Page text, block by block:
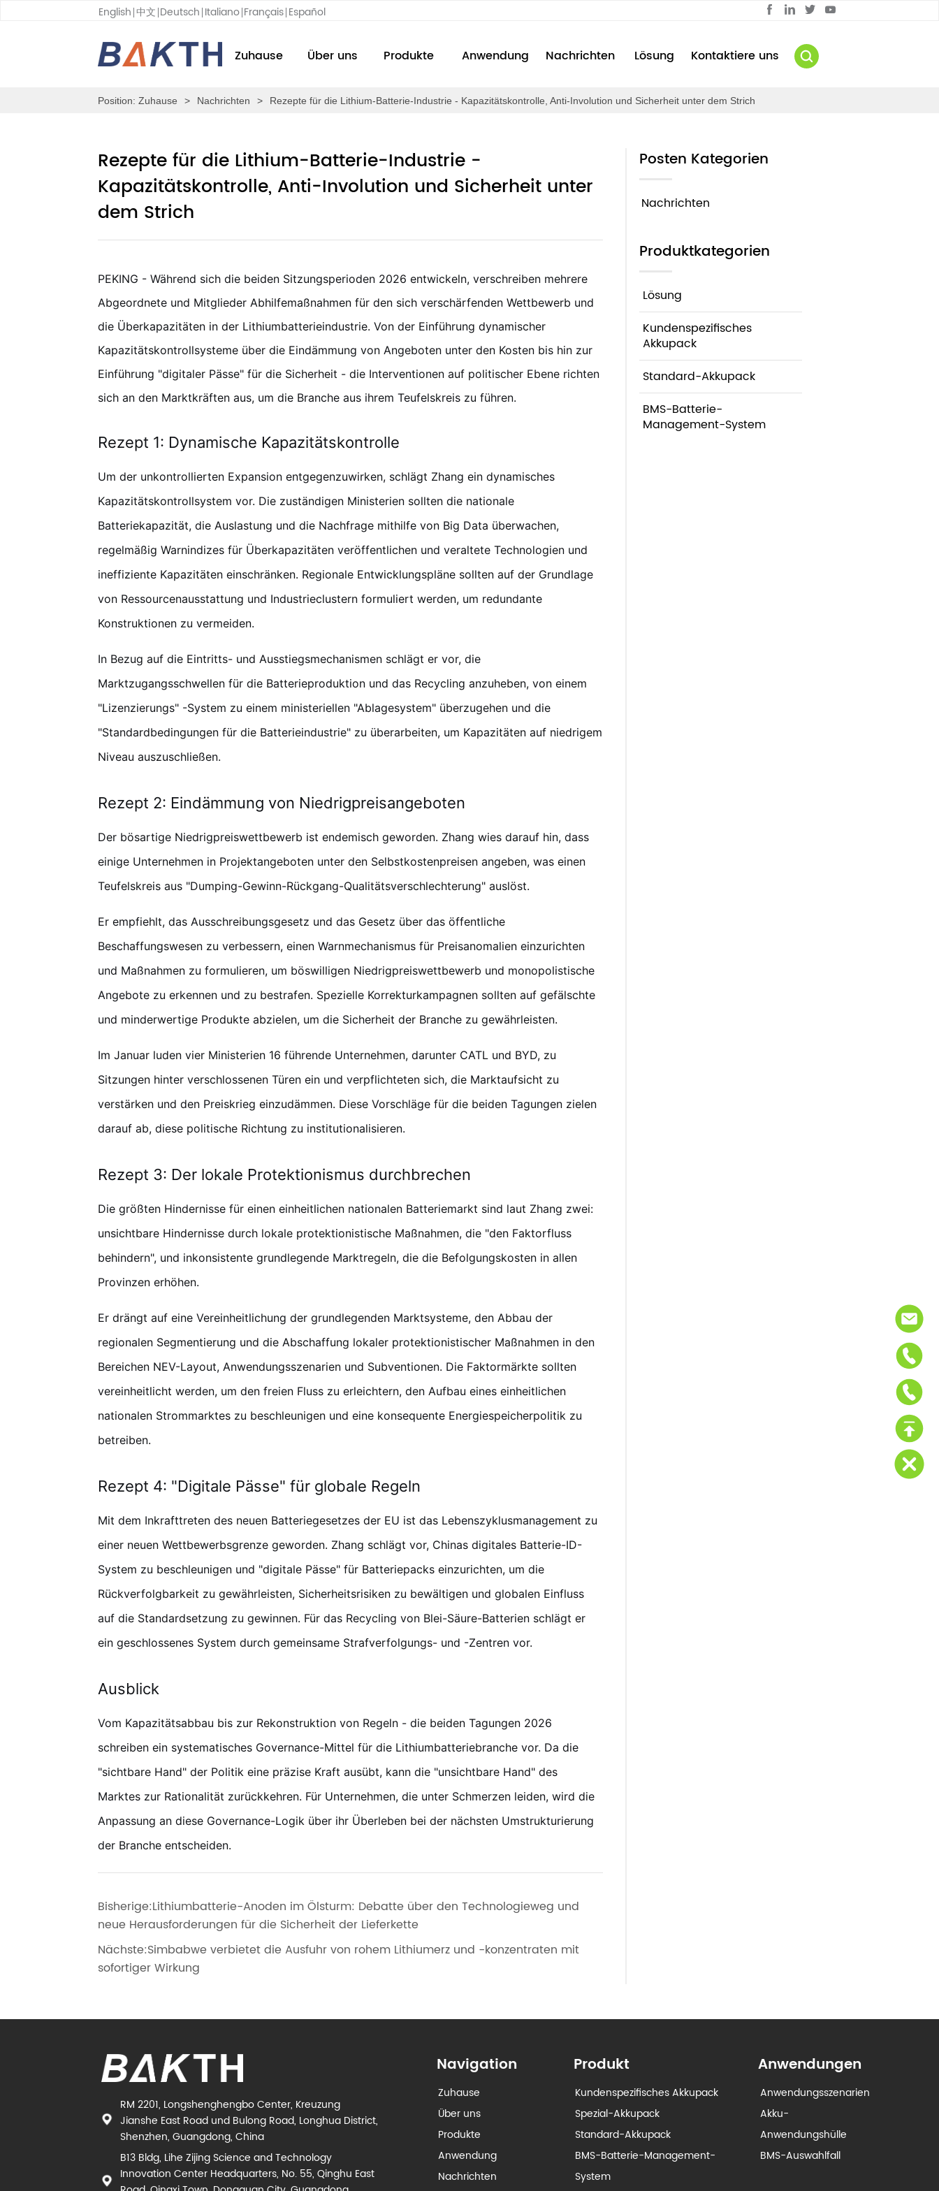
English 中文 Deutsch Italiano Français Español
Zuhause Über uns Produkte Anwendung Nachrichten Lösung Kontaktiere uns
Position: Zuhause > Nachrichten > Rezepte für die Lithium-Batterie-Industrie - Kapazitätskontrolle, Anti-Involution und Sicherheit unter dem Strich
Rezepte für die Lithium-Batterie-Industrie -
Kapazitätskontrolle, Anti-Involution und Sicherheit unter
dem Strich
PEKING - Während sich die beiden Sitzungsperioden 2026 entwickeln, verschreiben mehrere
Abgeordnete und Mitglieder Abhilfemaßnahmen für den sich verschärfenden Wettbewerb und
die Überkapazitäten in der Lithiumbatterieindustrie. Von der Einführung dynamischer
Kapazitätskontrollsysteme über die Eindämmung von Angeboten unter den Kosten bis hin zur
Einführung "digitaler Pässe" für die Sicherheit - die Interventionen auf politischer Ebene richten
sich an den Marktkräften aus, um die Branche aus ihrem Teufelskreis zu führen.
Rezept 1: Dynamische Kapazitätskontrolle
Um der unkontrollierten Expansion entgegenzuwirken, schlägt Zhang ein dynamisches
Kapazitätskontrollsystem vor. Die zuständigen Ministerien sollten die nationale
Batteriekapazität, die Auslastung und die Nachfrage mithilfe von Big Data überwachen,
regelmäßig Warnindizes für Überkapazitäten veröffentlichen und veraltete Technologien und
ineffiziente Kapazitäten einschränken. Regionale Entwicklungspläne sollten auf der Grundlage
von Ressourcenausstattung und Industrieclustern formuliert werden, um redundante
Konstruktionen zu vermeiden.
In Bezug auf die Eintritts- und Ausstiegsmechanismen schlägt er vor, die
Marktzugangsschwellen für die Batterieproduktion und das Recycling anzuheben, von einem
"Lizenzierungs" -System zu einem ministeriellen "Ablagesystem" überzugehen und die
"Standardbedingungen für die Batterieindustrie" zu überarbeiten, um Kapazitäten auf niedrigem
Niveau auszuschließen.
Rezept 2: Eindämmung von Niedrigpreisangeboten
Der bösartige Niedrigpreiswettbewerb ist endemisch geworden. Zhang wies darauf hin, dass
einige Unternehmen in Projektangeboten unter den Selbstkostenpreisen angeben, was einen
Teufelskreis aus "Dumping-Gewinn-Rückgang-Qualitätsverschlechterung" auslöst.
Er empfiehlt, das Ausschreibungsgesetz und das Gesetz über das öffentliche
Beschaffungswesen zu verbessern, einen Warnmechanismus für Preisanomalien einzurichten
und Maßnahmen zu formulieren, um böswilligen Niedrigpreiswettbewerb und monopolistische
Angebote zu erkennen und zu bestrafen. Spezielle Korrekturkampagnen sollten auf gefälschte
und minderwertige Produkte abzielen, um die Sicherheit der Branche zu gewährleisten.
Im Januar luden vier Ministerien 16 führende Unternehmen, darunter CATL und BYD, zu
Sitzungen hinter verschlossenen Türen ein und verpflichteten sich, die Marktaufsicht zu
verstärken und den Preiskrieg einzudämmen. Diese Vorschläge für die beiden Tagungen zielen
darauf ab, diese politische Richtung zu institutionalisieren.
Rezept 3: Der lokale Protektionismus durchbrechen
Die größten Hindernisse für einen einheitlichen nationalen Batteriemarkt sind laut Zhang zwei:
unsichtbare Hindernisse durch lokale protektionistische Maßnahmen, die "den Faktorfluss
behindern", und inkonsistente grundlegende Marktregeln, die die Befolgungskosten in allen
Provinzen erhöhen.
Er drängt auf eine Vereinheitlichung der grundlegenden Marktsysteme, den Abbau der
regionalen Segmentierung und die Abschaffung lokaler protektionistischer Maßnahmen in den
Bereichen NEV-Layout, Anwendungsszenarien und Subventionen. Die Faktormärkte sollten
vereinheitlicht werden, um den freien Fluss zu erleichtern, den Aufbau eines einheitlichen
nationalen Strommarktes zu beschleunigen und eine konsequente Energiespeicherpolitik zu
betreiben.
Rezept 4: "Digitale Pässe" für globale Regeln
Mit dem Inkrafttreten des neuen Batteriegesetzes der EU ist das Lebenszyklusmanagement zu
einer neuen Wettbewerbsgrenze geworden. Zhang schlägt vor, Chinas digitales Batterie-ID-
System zu beschleunigen und "digitale Pässe" für Batteriepacks einzurichten, um die
Rückverfolgbarkeit zu gewährleisten, Sicherheitsrisiken zu bewältigen und globalen Einfluss
auf die Standardsetzung zu gewinnen. Für das Recycling von Blei-Säure-Batterien schlägt er
ein geschlossenes System durch gemeinsame Strafverfolgungs- und -Zentren vor.
Ausblick
Vom Kapazitätsabbau bis zur Rekonstruktion von Regeln - die beiden Tagungen 2026
schreiben ein systematisches Governance-Mittel für die Lithiumbatteriebranche vor. Da die
"sichtbare Hand" der Politik eine präzise Kraft ausübt, kann die "unsichtbare Hand" des
Marktes zur Rationalität zurückkehren. Für Unternehmen, die unter Schmerzen leiden, wird die
Anpassung an diese Governance-Logik über ihr Überleben bei der nächsten Umstrukturierung
der Branche entscheiden.
Bisherige:Lithiumbatterie-Anoden im Ölsturm: Debatte über den Technologieweg und
neue Herausforderungen für die Sicherheit der Lieferkette
Nächste:Simbabwe verbietet die Ausfuhr von rohem Lithiumerz und -konzentraten mit
sofortiger Wirkung
Posten Kategorien
Nachrichten
Produktkategorien
Lösung
Kundenspezifisches
Akkupack
Standard-Akkupack
BMS-Batterie-
Management-System
RM 2201, Longshenghengbo Center, Kreuzung
Jianshe East Road und Bulong Road, Longhua District,
Shenzhen, Guangdong, China
B13 Bldg, Lihe Zijing Science and Technology
Innovation Center Headquarters, No. 55, Qinghu East
Navigation
Zuhause
Über uns
Produkte
Anwendung
Nachrichten
Produkt
Kundenspezifisches Akkupack
Spezial-Akkupack
Standard-Akkupack
BMS-Batterie-Management-
System
Anwendungen
Anwendungsszenarien
Akku-
Anwendungshülle
BMS-Auswahlfall